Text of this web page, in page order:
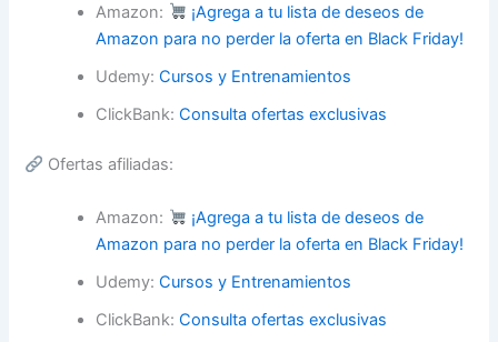
Amazon:
¡Agrega a tu lista de deseos de
Amazon para no perder la oferta en Black Friday!
Udemy:Cursos y Entrenamientos
ClickBank:Consulta ofertas exclusivas
Ofertas afiliadas:
Amazon:
¡Agrega a tu lista de deseos de
Amazon para no perder la oferta en Black Friday!
Udemy:Cursos y Entrenamientos
ClickBank:Consulta ofertas exclusivas